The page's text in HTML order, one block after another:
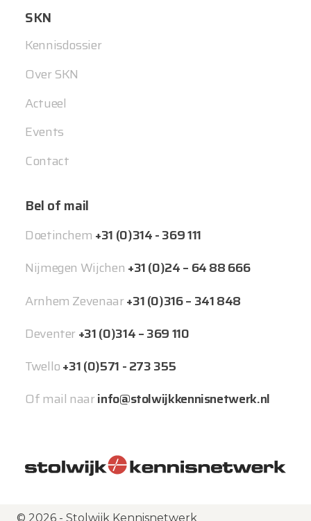
SKN
Kennisdossier
Over SKN
Actueel
Events
Contact
Bel of mail
Doetinchem +31 (0)314 - 369 111
Nijmegen Wijchen +31 (0)24 – 64 88 666
Arnhem Zevenaar+31 (0)316 – 341 848
Deventer+31 (0)314 – 369 110
Twello+31 (0)571 - 273 355
Of mail naarinfo@stolwijkkennisnetwerk.nl
© 2026 - Stolwijk Kennisnetwerk